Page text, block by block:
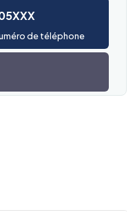
de téléphone